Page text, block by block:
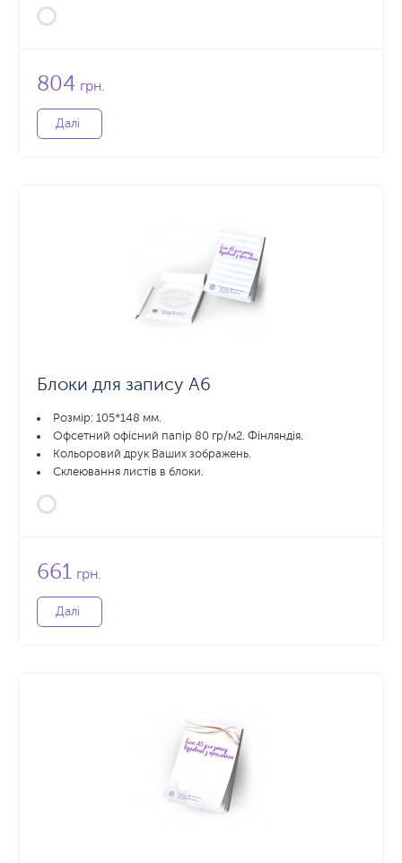
804 грн.
Далі
Блоки для запису А6
Розмір: 105*148 мм.
Офсетний офісний папір 80 гр/м2. Фінляндія.
Кольоровий друк Ваших зображень.
Склеювання листів в блоки.
661 грн.
Далі